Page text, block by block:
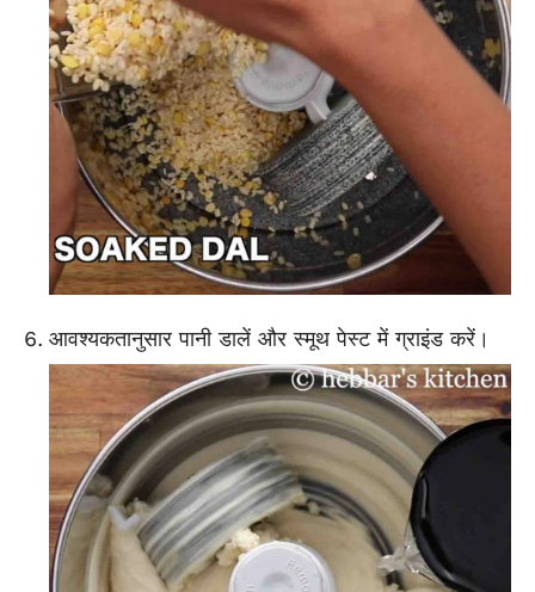
आवश्यकतानुसार पानी डालें और स्मूथ पेस्ट में ग्राइंड करें।